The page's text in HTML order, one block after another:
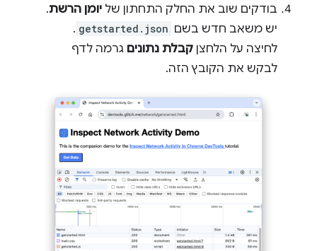
בודקים שוב את החלק התחתון של יומן הרשת.
יש משאב חדש בשם getstarted.json
.
לחיצה על הלחצן קבלת נתונים גרמה לדף
לבקש את הקובץ הזה.